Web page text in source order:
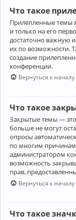
Что такое
Прилепленные темы
и только на его
достаточно важную
их по возможности.
создание
конференции.
Вернуться к началу
Что такое
Закрытые темы —
больше не могут
опросы
по многим
администратором
возможность
прав,
Вернуться к началу
Что такое